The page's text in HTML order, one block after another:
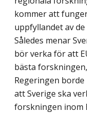
kommer att
uppfyllandet av
Således menar
bör verka för att
bästa
Regeringen
att Sverige ska
forskningen inom